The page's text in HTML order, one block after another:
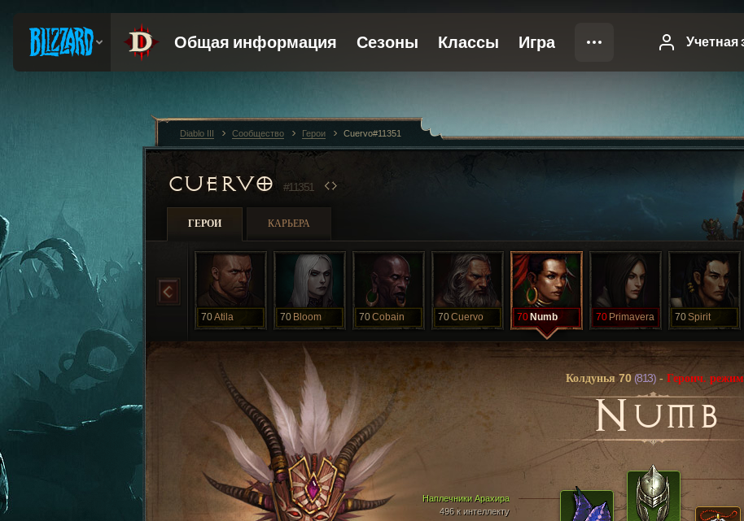
CUERVO #11351
ГЕРОИ КАРЬЕРА
70Atila 70 Bloom 70Cobain 70Cuervo 70 Numb 70 Primavera 70Spirit
Колдунья70 (813) - Героич. режим
NUMB
Наплечники Арахира
496 к интеллекту
Diablo III Сообщество Герои Cuervo#11351